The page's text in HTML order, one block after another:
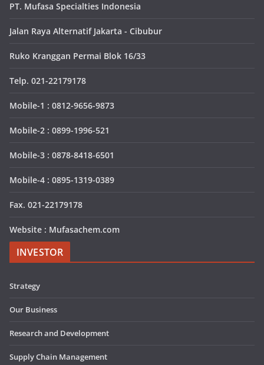
PT. Mufasa Specialties Indonesia
Jalan Raya Alternatif Jakarta - Cibubur
Ruko Kranggan Permai Blok 16/33
Telp. 021-22179178
Mobile-1 : 0812-9656-9873
Mobile-2 : 0899-1996-521
Mobile-3 : 0878-8418-6501
Mobile-4 : 0895-1319-0389
Fax. 021-22179178
Website : Mufasachem.com
INVESTOR
Strategy
Our Business
Research and Development
Supply Chain Management